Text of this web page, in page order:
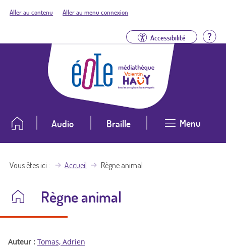
Aller au contenu Aller au menu connexion
Accessibilité
Audio Braille Menu
Vous êtes ici Accueil Règne animal
Règne animal
Auteur : Tomas, Adrien